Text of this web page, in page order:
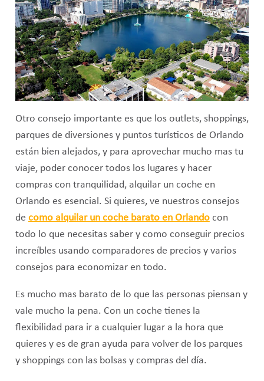
Otro consejo importante es que los outlets, shoppings,
parques de diversiones y puntos turísticos de Orlando
están bien alejados, y para aprovechar mucho mas tu
viaje, poder conocer todos los lugares y hacer
compras con tranquilidad, alquilar un coche en
Orlando es esencial. Si quieres, ve nuestros consejos
de como alquilar un coche barato en Orlandocon
todo lo que necesitas saber y como conseguir precios
increíbles usando comparadores de precios y varios
consejos para economizar en todo.
Es mucho mas barato de lo que las personas piensan y
vale mucho la pena. Con un coche tienes la
flexibilidad para ir a cualquier lugar a la hora que
quieres y es de gran ayuda para volver de los parques
y shoppings con las bolsas y compras del día.